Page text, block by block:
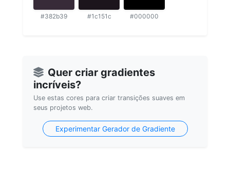
#382b39 #1c151c #000000
Quer criar gradientes
incríveis?
Use estas cores para criar transições suaves em
seus projetos web.
Experimentar Gerador de Gradiente